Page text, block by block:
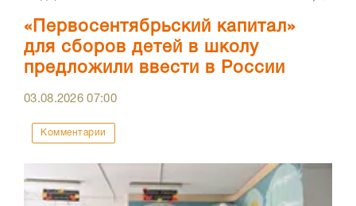
«Первосентябрьский капитал»
для сборов детей в школу
предложили ввести в России
03.08.202607:00
Комментарии